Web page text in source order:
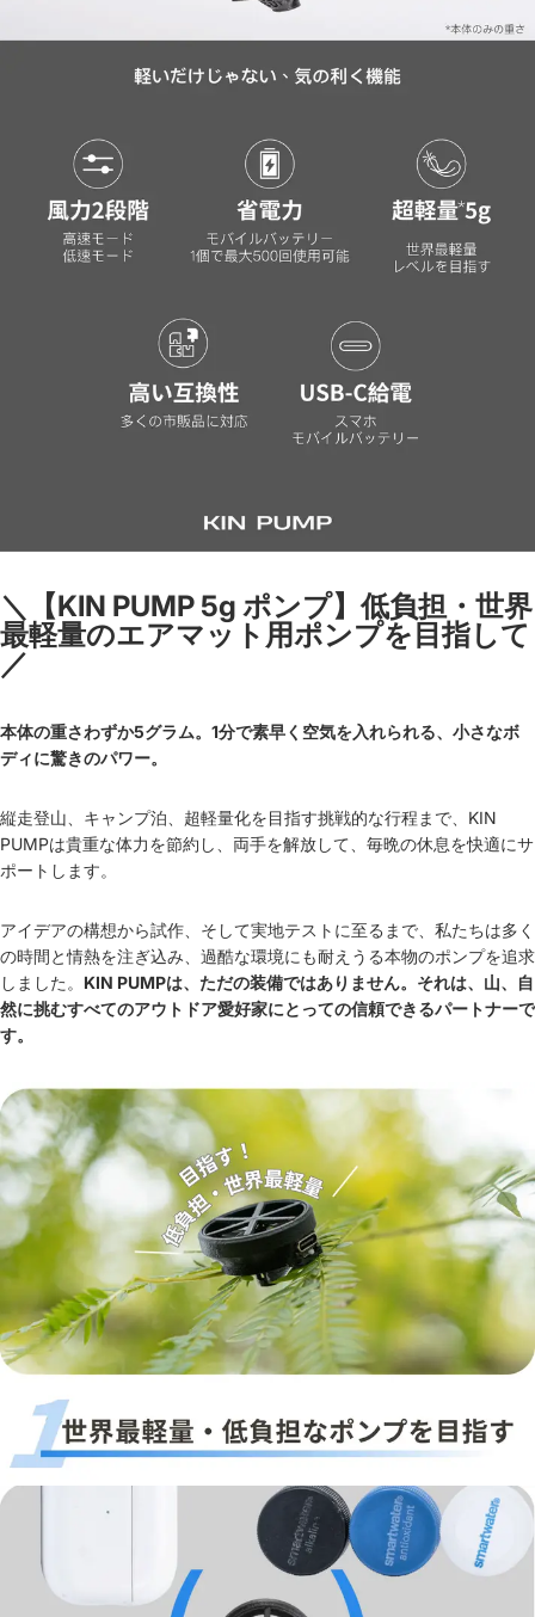
＼【KIN PUMP 5g ポンプ】低負担・世界
最軽量のエアマット用ポンプを目指して
／
本体の重さわずか5グラム。1分で素早く空気を入れられる、小さなボ
ディに驚きのパワー。
縦走登山、キャンプ泊、超軽量化を目指す挑戦的な行程まで、KIN
PUMPは貴重な体力を節約し、両手を解放して、毎晩の休息を快適にサ
ポートします。
アイデアの構想から試作、そして実地テストに至るまで、私たちは多く
の時間と情熱を注ぎ込み、過酷な環境にも耐えうる本物のポンプを追求
しました。 KIN PUMPは、ただの装備ではありません。それは、山、自
然に挑むすべてのアウトドア愛好家にとっての信頼できるパートナーで
す。